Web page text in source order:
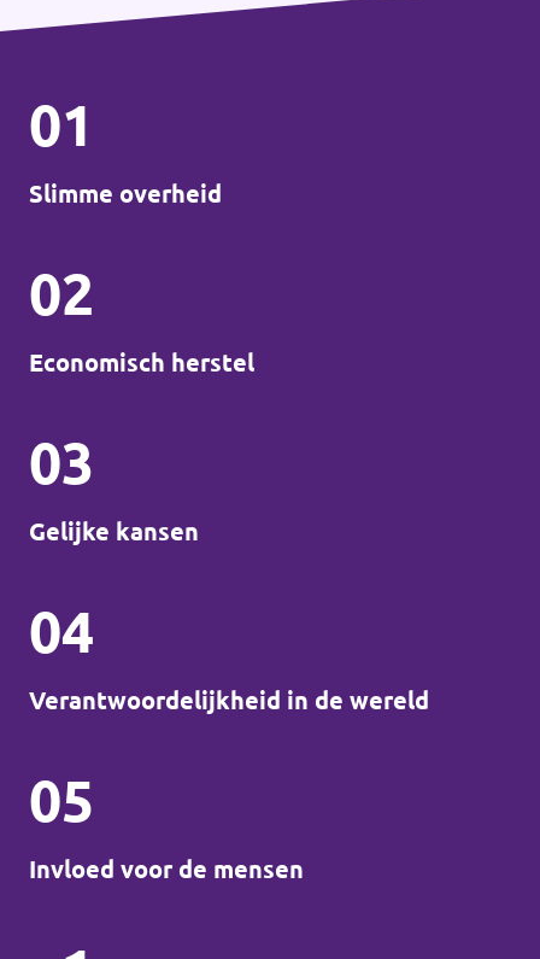
01
Slimme overheid
02
Economisch herstel
03
Gelijke kansen
04
Verantwoordelijkheid in de wereld
05
Invloed voor de mensen